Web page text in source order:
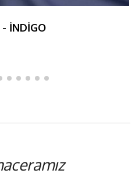
- İNDİGO